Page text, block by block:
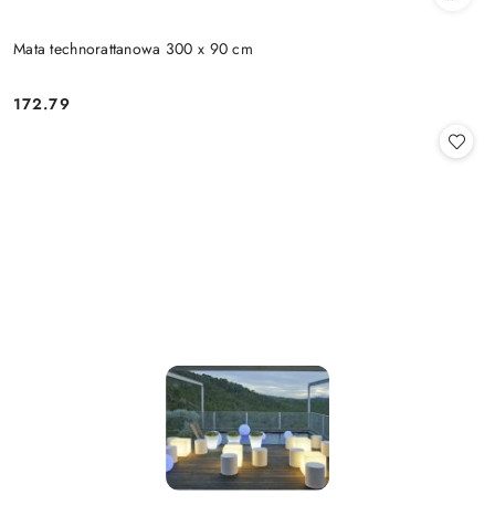
Mata technorattanowa 300 x 90 cm
Cena:
172.79